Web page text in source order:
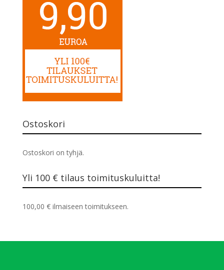
Ostoskori
Ostoskori on tyhjä.
Yli 100 € tilaus toimituskuluitta!
100,00 €ilmaiseen toimitukseen.